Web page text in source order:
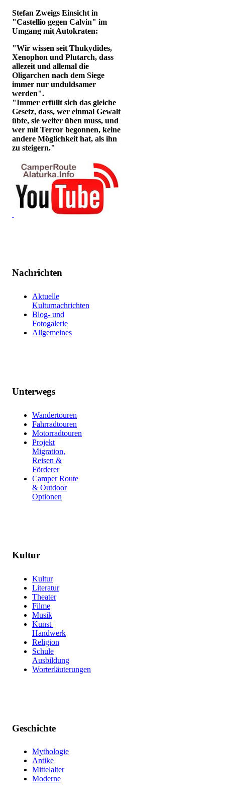
Stefan Zweigs Einsicht in
"Castellio gegen Calvin" im
Umgang mit Autokraten:
"Wir wissen seit Thukydides,
Xenophon und Plutarch, dass
allezeit und allemal die
Oligarchen nach dem Siege
immer nur unduldsamer
werden".
"Immer erfüllt sich das gleiche
Gesetz, dass, wer einmal Gewalt
übte, sie weiter üben muss, und
wer mit Terror begonnen, keine
andere Möglichkeit hat, als ihn
zu steigern."
Nachrichten
Aktuelle
Kulturnachrichten
Blog- und
Fotogalerie
Allgemeines
Unterwegs
Wandertouren
Fahrradtouren
Motorradtouren
Projekt
Migration,
Reisen &
Förderer
Camper Route
& Outdoor
Optionen
Kultur
Kultur
Literatur
Theater
Filme
Musik
Kunst |
Handwerk
Religion
Schule
Ausbildung
Worterläuterungen
Geschichte
Mythologie
Antike
Mittelalter
Moderne